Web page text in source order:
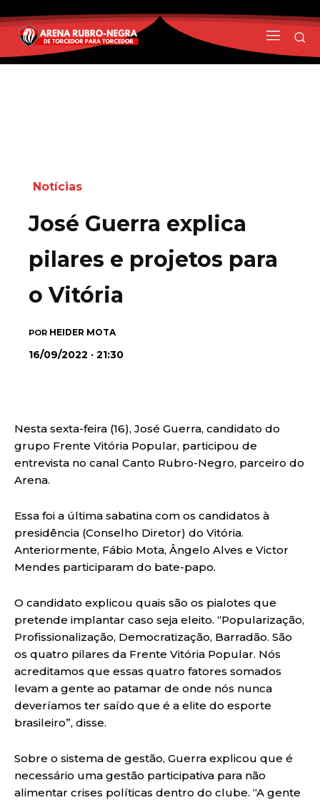
Notícias
José Guerra explica
pilares e projetos para
o Vitória
POR HEIDER MOTA
16/09/2022 · 21:30
Nesta sexta-feira (16), José Guerra, candidato do
grupo Frente Vitória Popular, participou de
entrevista no canal Canto Rubro-Negro, parceiro do
Arena.
Essa foi a última sabatina com os candidatos à
presidência (Conselho Diretor) do Vitória.
Anteriormente, Fábio Mota, Ângelo Alves e Victor
Mendes participaram do bate-papo.
O candidato explicou quais são os pialotes que
pretende implantar caso seja eleito. “Popularização,
Profissionalização, Democratização, Barradão. São
os quatro pilares da Frente Vitória Popular. Nós
acreditamos que essas quatro fatores somados
levam a gente ao patamar de onde nós nunca
deveríamos ter saído que é a elite do esporte
brasileiro”, disse.
Sobre o sistema de gestão, Guerra explicou que é
necessário uma gestão participativa para não
alimentar crises políticas dentro do clube. “A gente